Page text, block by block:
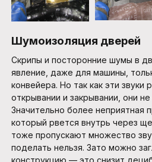
Шумоизоляция дверей
Скрипы и посторонние шумы в
явление, даже для машины,
конвейера. Но так как эти звуки
открывании и закрывании, они
Значительно более неприятная
который рвется внутрь через
тоже пропускают множество
поделать нельзя. Зато можно
конструкцию — это снизит